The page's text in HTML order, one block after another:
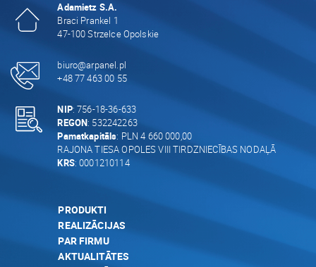
Adamietz S.A.
Braci Prankel 1
47-100 Strzelce Opolskie
biuro@arpanel.pl
+48 77 463 00 55
NIP: 756-18-36-633
REGON: 532242263
Pamatkapitāls: PLN 4 660 000,00
RAJONA TIESA OPOLES VIII TIRDZNIECĪBAS NODAĻĀ
KRS: 0001210114
PRODUKTI
REALIZĀCIJAS
PAR FIRMU
AKTUALITĀTES